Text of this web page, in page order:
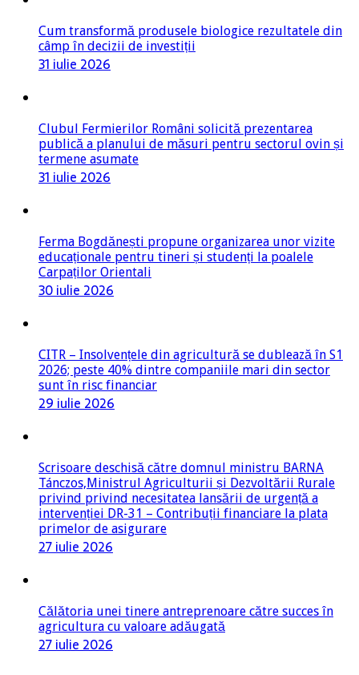
Cum transformă produsele biologice rezultatele din
câmp în decizii de investiții
31 iulie 2026
Clubul Fermierilor Români solicită prezentarea
publică a planului de măsuri pentru sectorul ovin și
termene asumate
31 iulie 2026
Ferma Bogdănești propune organizarea unor vizite
educaționale pentru tineri și studenți la poalele
Carpaților Orientali
30 iulie 2026
CITR – Insolvențele din agricultură se dublează în S1
2026; peste 40% dintre companiile mari din sector
sunt în risc financiar
29 iulie 2026
Scrisoare deschisă către domnul ministru BARNA
Tánczos,Ministrul Agriculturii și Dezvoltării Rurale
privind privind necesitatea lansării de urgență a
intervenției DR-31 – Contribuții financiare la plata
primelor de asigurare
27 iulie 2026
Călătoria unei tinere antreprenoare către succes în
agricultura cu valoare adăugată
27 iulie 2026